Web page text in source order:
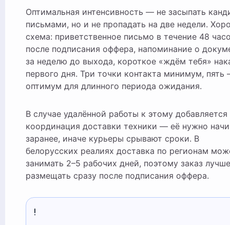
Оптимальная интенсивность — не засыпать
письмами, но и не пропадать на две недели.
схема: приветственное письмо в течение 48
после подписания оффера, напоминание о
за неделю до выхода, короткое «ждём тебя»
первого дня. Три точки контакта минимум, пять
оптимум для длинного периода ожидания.
В случае удалённой работы к этому добавляется
координация доставки техники — её нужно
заранее, иначе курьеры срывают сроки. В
белорусских реалиях доставка по регионам
занимать 2–5 рабочих дней, поэтому заказ лучше
размещать сразу после подписания оффера.